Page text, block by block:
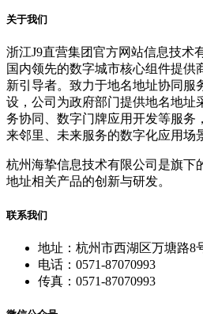
关于我们
浙江J9直营集团官方网站信息技术
国内领先的数字城市核心组件提供
新引导者。致力于地名地址协同服
设，公司为政府部门提供地名地址
务协同、数字门牌应用开发等服务
来邻里、未来服务的数字化应用场
杭州海挚信息技术有限公司是旗下
地址相关产品的创新与研发。
联系我们
地址：杭州市西湖区万塘路8
电话：0571-87070993
传真：0571-87070993